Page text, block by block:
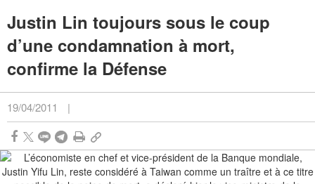
Justin Lin toujours sous le coup
d’une condamnation à mort,
confirme la Défense
19/04/2011 |